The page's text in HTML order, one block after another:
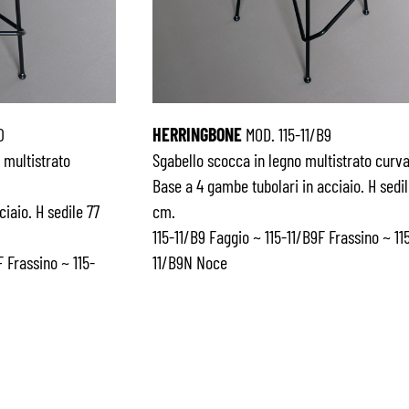
multistrato
H sedile 77
Frassino ~ 115-
HERRINGBONEMOD. 115-11/B9
Sgabello scocca in legno multistrato
Base a 4 gambe tubolari in acciaio. H
cm.
115-11/B9 Faggio ~ 115-11/B9F Frassino ~
11/B9N Noce